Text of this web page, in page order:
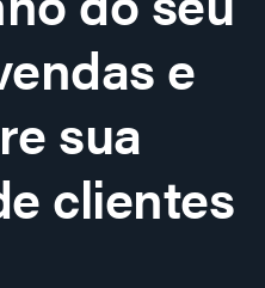
e
sua
clientes